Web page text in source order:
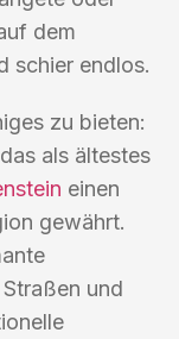
dem
schier endlos.
zu bieten:
als ältestes
einen
gewährt.
und